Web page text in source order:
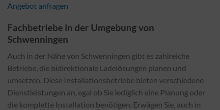
Angebot anfragen
Fachbetriebe in der Umgebung von
Schwenningen
Auch in der Nähe von Schwenningen gibt es zahlreiche
Betriebe, die bidirektionale Ladelösungen planen und
umsetzen. Diese Installationsbetriebe bieten verschiedene
Dienstleistungen an, egal ob Sie lediglich eine Planung oder
die komplette Installation benötigen. Erwägen Sie, auch in